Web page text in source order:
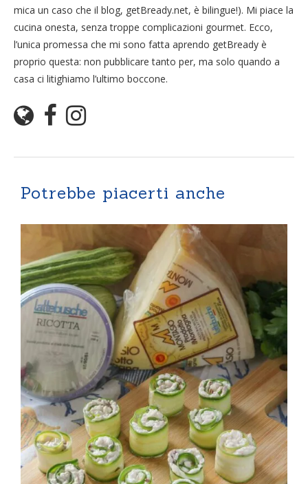
mica un caso che il blog, getBready.net, è bilingue!). Mi piace la
cucina onesta, senza troppe complicazioni gourmet. Ecco,
l’unica promessa che mi sono fatta aprendo getBready è
proprio questa: non pubblicare tanto per, ma solo quando a
casa ci litighiamo l’ultimo boccone.
Potrebbe piacerti anche